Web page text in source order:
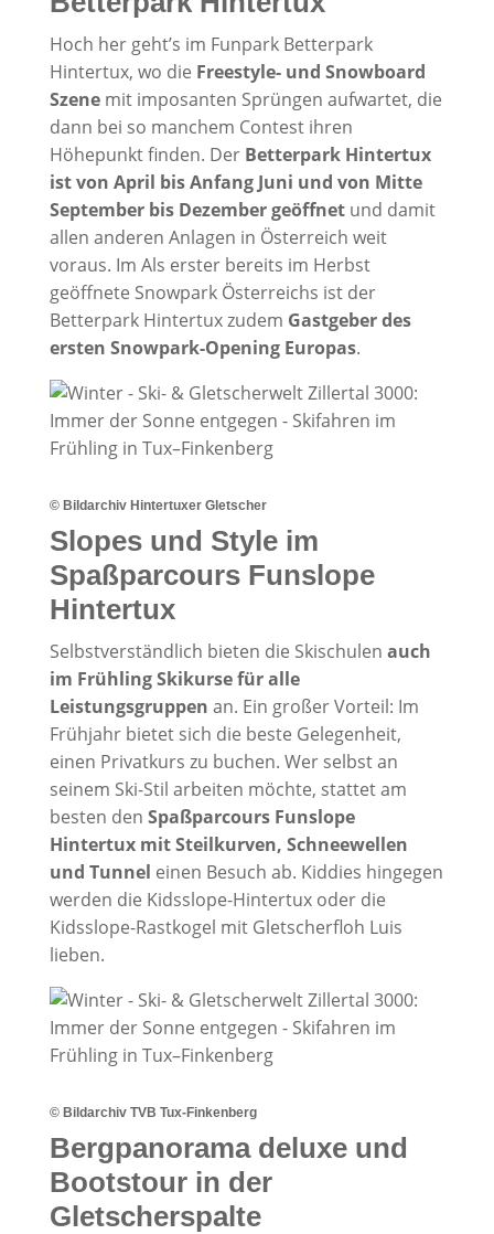
Hoch her geht’s im Funpark Betterpark
Hintertux, wo die Freestyle- und Snowboard
Szenemit imposanten Sprüngen aufwartet, die
dann bei so manchem Contest ihren
Höhepunkt finden. Der Betterpark Hintertux
ist von April bis Anfang Juni und von Mitte
September bis Dezember geöffnetund damit
allen anderen Anlagen in Österreich weit
voraus. Im Als erster bereits im Herbst
geöffnete Snowpark Österreichs ist der
Betterpark Hintertux zudem Gastgeber des
ersten Snowpark-Opening Europas.
© Bildarchiv Hintertuxer Gletscher
Slopes und Style im
Spaßparcours Funslope
Hintertux
Selbstverständlich bieten die Skischulen auch
im Frühling Skikurse für alle
Leistungsgruppen an. Ein großer Vorteil: Im
Frühjahr bietet sich die beste Gelegenheit,
einen Privatkurs zu buchen. Wer selbst an
seinem Ski-Stil arbeiten möchte, stattet am
besten den Spaßparcours Funslope
Hintertux mit Steilkurven, Schneewellen
und Tunnel einen Besuch ab. Kiddies hingegen
werden die Kidsslope-Hintertux oder die
Kidsslope-Rastkogel mit Gletscherfloh Luis
lieben.
© Bildarchiv TVB Tux-Finkenberg
Bergpanorama deluxe und
Bootstour in der
Gletscherspalte